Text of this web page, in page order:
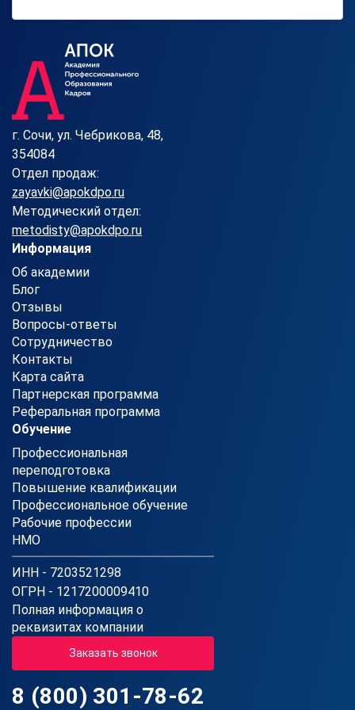
г. Сочи, ул. Чебрикова, 48,
354084
Отдел продаж:
zayavki@apokdpo.ru
Методический отдел:
metodisty@apokdpo.ru
Информация
Об академии
Блог
Отзывы
Вопросы-ответы
Сотрудничество
Контакты
Карта сайта
Партнерская программа
Реферальная программа
Обучение
Профессиональная
переподготовка
Повышение квалификации
Профессиональное обучение
Рабочие профессии
НМО
ИНН - 7203521298
ОГРН - 1217200009410
Полная информация о
реквизитах компании
Заказать звонок
8 (800) 301-78-62